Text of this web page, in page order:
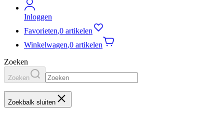
Inloggen
Favorieten,0 artikelen
Winkelwagen,0 artikelen
Zoeken
Zoeken
Zoekbalk sluiten